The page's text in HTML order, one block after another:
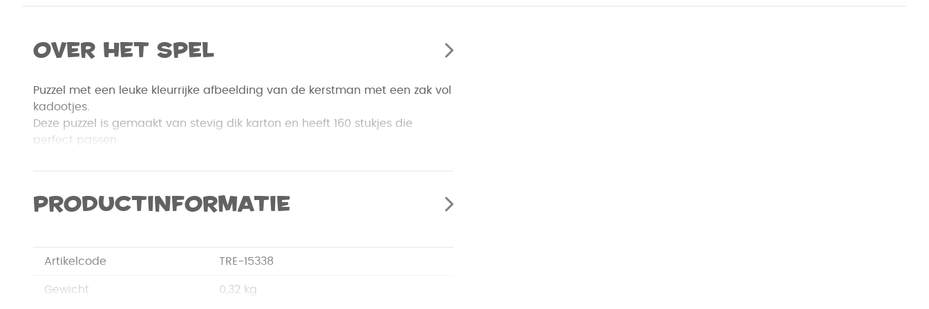
Over het spel
Puzzel met een leuke kleurrijke afbeelding van de kerstman met een zak vol
kadootjes.
Deze puzzel is gemaakt van stevig dik karton en heeft 160 stukjes die
perfect passen.
Productinformatie
Artikelcode TRE-15338
Gewicht 0,32 kg